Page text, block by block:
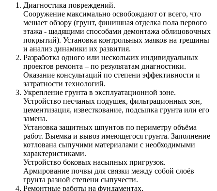
Диагностика повреждений.
Сооружение максимально освобождают от всего, что
мешает обзору (грунт, финишная отделка пола первого
этажа - щадящими способами демонтажа облицовочных
покрытий). Установка контрольных маяков на трещины
и анализ динамики их развития.
Разработка одного или нескольких индивидуальных
проектов ремонта – по результатам диагностики.
Оказание консультаций по степени эффективности и
затратности технологий.
Укрепление грунта в эксплуатационной зоне.
Устройство песчаных подушек, фильтрационных зон,
цементизация, известкование, подсыпка грунта или его
замена.
Установка защитных шпунтов по периметру объёма
работ. Выемка и вывоз имеющегося грунта. Заполнение
котлована сыпучими материалами с необходимыми
характеристиками.
Устройство боковых насыпных пригрузок.
Армирование почвы для связки между собой слоёв
грунта разной степени сыпучести.
Ремонтные работы на фундаментах.